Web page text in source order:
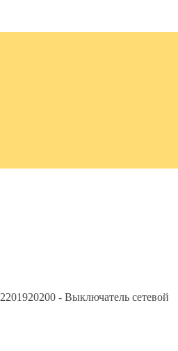
2201920200 - Выключатель сетевой